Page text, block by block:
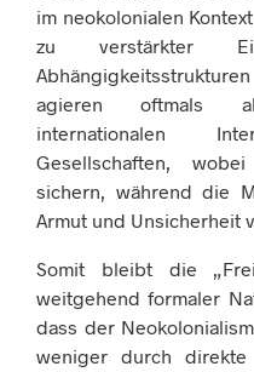
im neokolonialen
zu verstärkter
agieren oftmals
internationalen
Gesellschaften,
sichern, während die
Armut und Unsicherheit
Somit bleibt die
weitgehend formaler
dass der
weniger durch